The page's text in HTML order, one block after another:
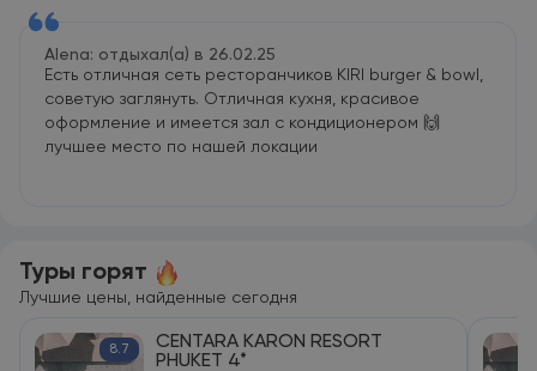
Alena: отдыхал(а) в 26.02.25
Есть отличная сеть ресторанчиков KIRI burger & bowl,
советую заглянуть. Отличная кухня, красивое
оформление и имеется зал с кондиционером 🙌
лучшее место по нашей локации
Туры горят
Лучшие цены, найденные сегодня
8.7
CENTARA KARON RESORT
PHUKET 4*